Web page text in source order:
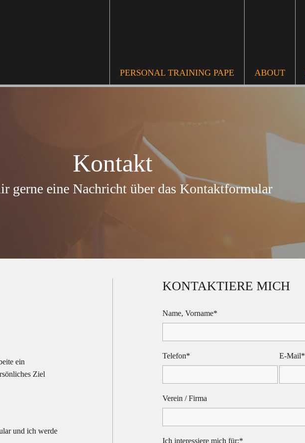
PERSONAL TRAINING PAPE ABOUT
Kontakt
gerne eine Nachricht über das Kontaktformular
ein
Ziel
und ich werde
KONTAKTIERE MICH
Name, Vorname*
Telefon* E-Mail*
Verein / Firma
Ich interessiere mich für:*